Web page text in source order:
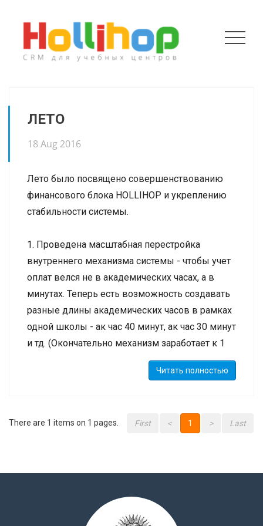
ЛЕТО
18 Aug 2016
Лето было посвящено совершенствованию
финансового блока HOLLIHOP и укреплению
стабильности системы.
1. Проведена масштабная перестройка
внутреннего механизма системы - чтобы учет
оплат велся не в академических часах, а в
минутах. Теперь есть возможность создавать
разные длины академических часов в рамках
одной школы - ак час 40 минут, ак час 30 минут
и тд. (Окончательно механизм заработает к 1
сентября.) Больше не будут нужны сложные
комбинации академических и
заполнив поле "Действительна по". После
Абонемент теперь привязан не к дате оплаты -
Читать полностью
There are 1 items on 1 pages. First < 1 > Last